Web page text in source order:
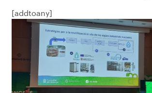
[addtoany]